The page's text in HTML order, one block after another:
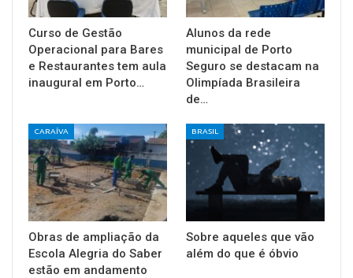
Curso de Gestão
Operacional para Bares
e Restaurantes tem aula
inaugural em Porto…
Alunos da rede
municipal de Porto
Seguro se destacam na
Olimpíada Brasileira
de…
CARAÍVA
Obras de ampliação da
Escola Alegria do Saber
estão em andamento
BRASIL
Sobre aqueles que vão
além do que é óbvio